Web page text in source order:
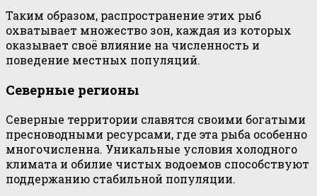
Таким образом, распространение этих рыб
охватывает множество зон, каждая из которых
оказывает своё влияние на численность и
поведение местных популяций.
Северные регионы
Северные территории славятся своими богатыми
пресноводными ресурсами, где эта рыба особенно
многочисленна. Уникальные условия холодного
климата и обилие чистых водоемов способствуют
поддержанию стабильной популяции.